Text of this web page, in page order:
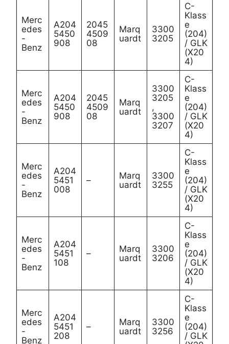
Merc
edes
-
Benz
A204
5450
908
2045
4509
08
Marq
uardt
3300
3205
C-
Klass
e
(204)
/ GLK
(X20
4)
Merc
edes
-
Benz
A204
5450
908
2045
4509
08
Marq
uardt
3300
3205
,
3300
3207
C-
Klass
e
(204)
/ GLK
(X20
4)
Merc
edes
-
Benz
A204
5451
008
–
Marq
uardt
3300
3255
C-
Klass
e
(204)
/ GLK
(X20
4)
Merc
edes
-
Benz
A204
5451
108
–
Marq
uardt
3300
3206
C-
Klass
e
(204)
/ GLK
(X20
4)
Merc
edes
-
Benz
A204
5451
208
–
Marq
uardt
3300
3256
C-
Klass
e
(204)
/ GLK